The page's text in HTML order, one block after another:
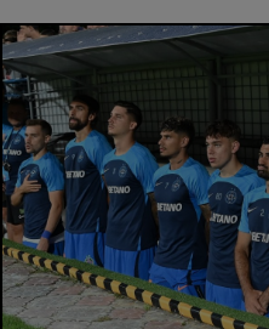
SuperLiga
Cupa
Echipa
U21
Fotbal
Special